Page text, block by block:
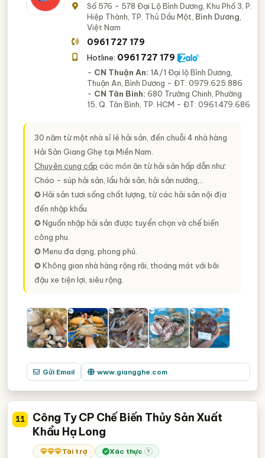
Số 576 - 578 Đại Lộ Bình Dương, Khu Phố 3, P.
Hiệp Thành, TP. Thủ Dầu Một, Bình Dương
Việt Nam
0961 727 179
Hotline: 0961 727 179
- CN Thuận An: 1A/1 Đại lộ Bình Dương,
Thuận An, Bình Dương - ĐT: 0979.625.886
- CN Tân Bình: 680 Trường Chinh, Phường
15, Q. Tân Bình, TP. HCM - ĐT: 0961.479.686
30 năm từ một nhà sỉ lẻ hải sản, đến chuỗi 4 nhà hàng
Hải Sản Giang Ghẹ tại Miền Nam.
Chuyên cung cấp các món ăn từ hải sản hấp dẫn như:
Cháo - súp hải sản, lẩu hải sản, hải sản nướng,..
✪ Hải sản tươi sống chất lượng, từ các hải sản nội địa
đến nhập khẩu.
✪ Nguồn nhập hải sản được tuyển chọn và chế biến
công phu.
✪ Menu đa dạng, phong phú.
✪ Không gian nhà hàng rộng rãi, thoáng mát với bãi
đậu xe tiện lợi, siêu rộng.
Gửi Email www.giangghe.com
11
Công Ty CP Chế Biến Thủy Sản Xuất
Khẩu Hạ Long
Tài trợ Xác thực ?